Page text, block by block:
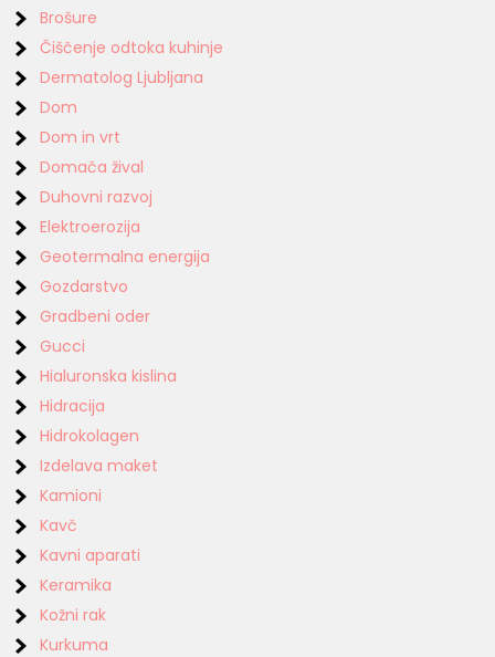
Brošure
Čiščenje odtoka kuhinje
Dermatolog Ljubljana
Dom
Dom in vrt
Domača žival
Duhovni razvoj
Elektroerozija
Geotermalna energija
Gozdarstvo
Gradbeni oder
Gucci
Hialuronska kislina
Hidracija
Hidrokolagen
Izdelava maket
Kamioni
Kavč
Kavni aparati
Keramika
Kožni rak
Kurkuma